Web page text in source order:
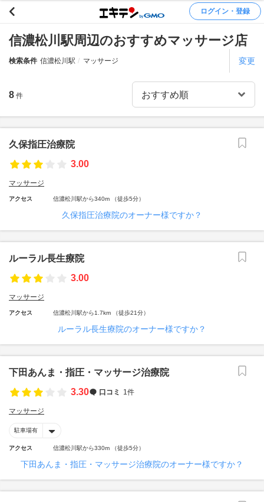
ログイン・登録
信濃松川駅周辺のおすすめマッサージ店
検索条件 信濃松川駅 マッサージ 変更
8 件
久保指圧治療院
3.00
マッサージ
アクセス 信濃松川駅から340m （徒歩5分）
久保指圧治療院のオーナー様ですか？
ルーラル長生療院
3.00
マッサージ
アクセス 信濃松川駅から1.7km （徒歩21分）
ルーラル長生療院のオーナー様ですか？
下田あんま・指圧・マッサージ治療院
3.30
口コミ 1件
マッサージ
駐車場有
アクセス 信濃松川駅から330m （徒歩5分）
下田あんま・指圧・マッサージ治療院のオーナー様ですか？